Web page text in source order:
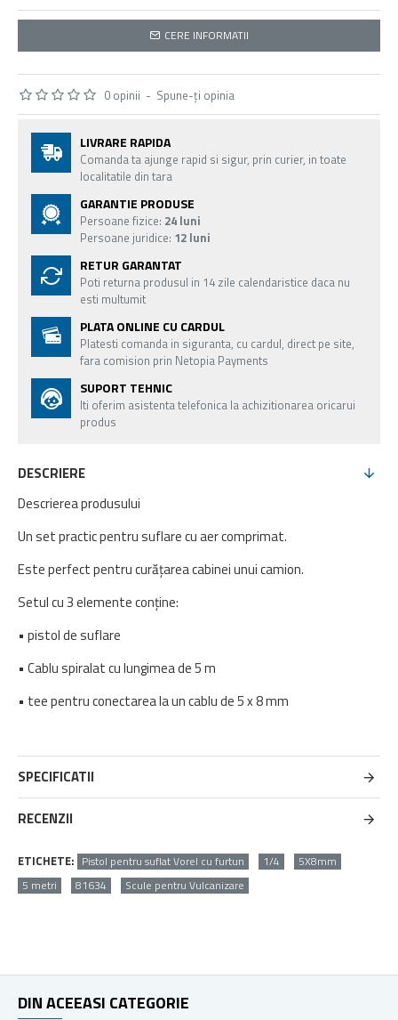
0 opinii - Spune-ţi opinia
CERE INFORMATII
LIVRARE RAPIDA
Comanda ta ajunge rapid si sigur, prin curier, in toate
localitatile din tara
GARANTIE PRODUSE
Persoane fizice: 24 luni
Persoane juridice: 12 luni
RETUR GARANTAT
Poti returna produsul in 14 zile calendaristice daca nu
esti multumit
PLATA ONLINE CU CARDUL
Platesti comanda in siguranta, cu cardul, direct pe site,
fara comision prin Netopia Payments
SUPORT TEHNIC
Iti oferim asistenta telefonica la achizitionarea oricarui
produs
DESCRIERE
Descrierea produsului
Un set practic pentru suflare cu aer comprimat.
Este perfect pentru curățarea cabinei unui camion.
Setul cu 3 elemente conține:
• pistol de suflare
• Cablu spiralat cu lungimea de 5 m
• tee pentru conectarea la un cablu de 5 x 8 mm
SPECIFICATII
RECENZII
ETICHETE: Pistol pentru suflat Vorel cu furtun 1/4
5X8mm
5 metri
81634 Scule pentru Vulcanizare
DIN ACEEASI CATEGORIE